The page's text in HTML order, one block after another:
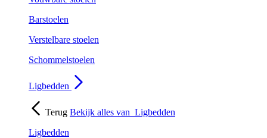
Barstoelen
Verstelbare stoelen
Schommelstoelen
Ligbedden
Terug Bekijk alles van Ligbedden
Ligbedden